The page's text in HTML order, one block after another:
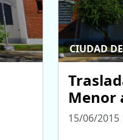
CIUDAD
Menor
15/06/2015